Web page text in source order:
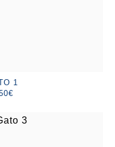
1